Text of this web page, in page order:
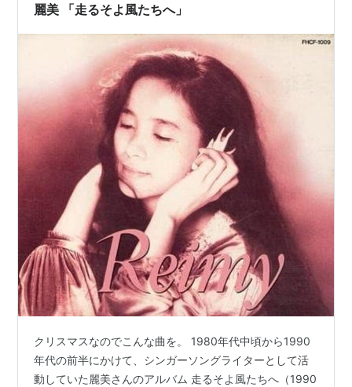
麗美 「走るそよ風たちへ」
クリスマスなのでこんな曲を。 1980年代中頃から1990
年代の前半にかけて、シンガーソングライターとして活
動していた麗美さんのアルバム 走るそよ風たちへ（1990